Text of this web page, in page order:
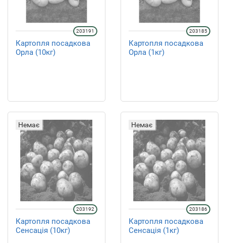
Картопля посадкова
Орла (10кг)
203191
Картопля посадкова
Орла (1кг)
203185
Немає
Картопля посадкова
Сенсація (10кг)
203192
Немає
Картопля посадкова
Сенсація (1кг)
203186